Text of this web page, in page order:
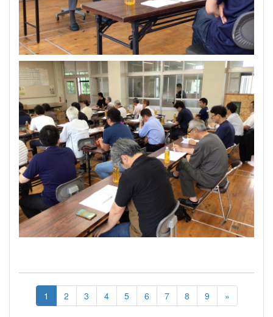
1 2 3 4 5 6 7 8 9 »